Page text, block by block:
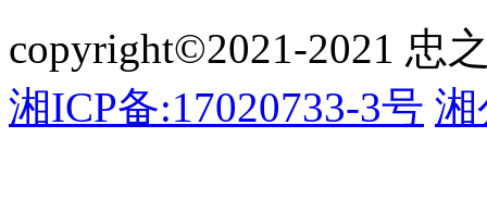
copyright©2021-2021 忠
湘ICP备:17020733-3号 湘